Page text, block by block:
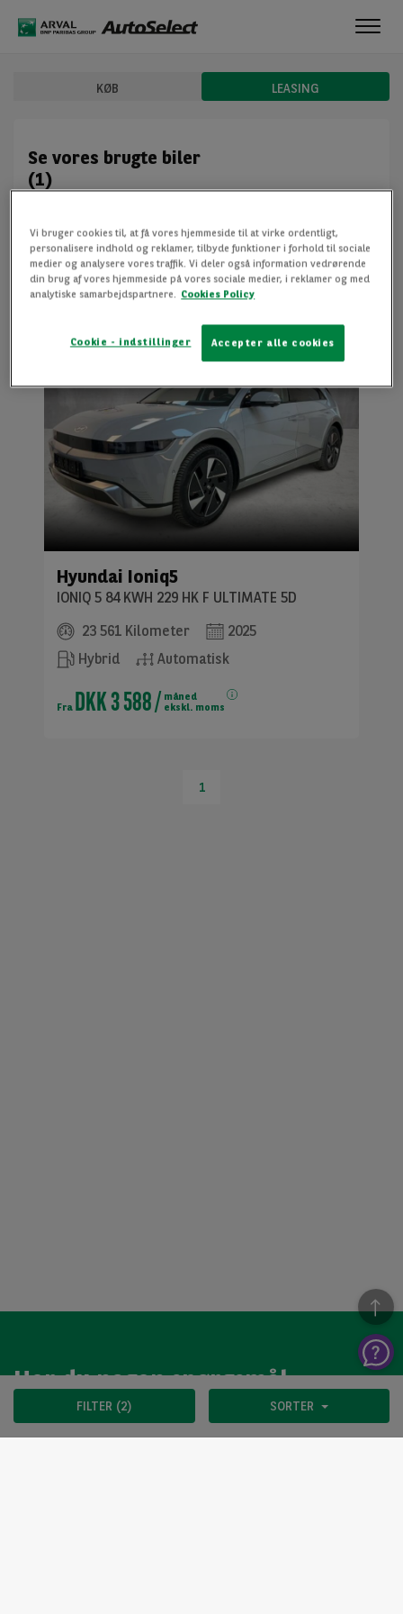
KØB LEASING
Se vores brugte biler
(1)
løsning. Vi får løbende mange leasingbiler retur og udfra
disse udvælger vi de bedste biler til re-leasing. På den måde
kan vi tilbyde alle fordel...
VIS MERE
FILTER (2) SORTER
Hyundai Ioniq5
IONIQ 5 84 KWH 229 HK F ULTIMATE 5D
23 561 Kilometer
2025
Hybrid
Automatisk
Fra DKK 3 588/ måned
ekskl. moms
1
Har du nogen spørgsmål
Vi har åben mandag til torsdag 8.00 - 16.30 og fredag 8.00
Vi bruger cookies til, at få vores hjemmeside til at virke ordentligt,
personalisere indhold og reklamer, tilbyde funktioner i forhold til sociale
medier og analysere vores traffik. Vi deler også information vedrørende
din brug af vores hjemmeside på vores sociale medier, i reklamer og med
analytiske samarbejdspartnere. Cookies Policy
Accepter alle cookies
Cookie - indstillinger